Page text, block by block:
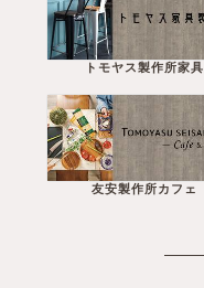
トモヤス製作所家具
友安製作所カフェ